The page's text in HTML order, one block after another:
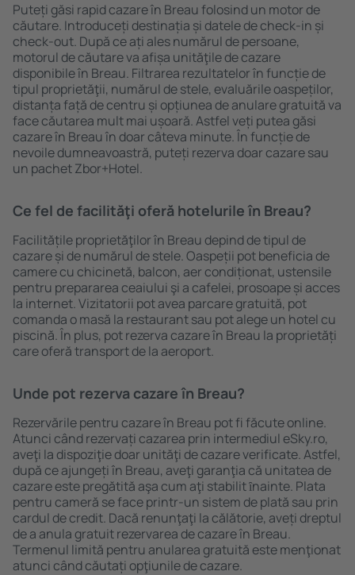
Puteți găsi rapid cazare în Breau folosind un motor de
căutare. Introduceți destinația și datele de check-in și
check-out. După ce ați ales numărul de persoane,
motorul de căutare va afișa unităţile de cazare
disponibile în Breau. Filtrarea rezultatelor în funcție de
tipul proprietăţii, numărul de stele, evaluările oaspeților,
distanța față de centru și opțiunea de anulare gratuită va
face căutarea mult mai ușoară. Astfel veți putea găsi
cazare în Breau în doar câteva minute. În funcție de
nevoile dumneavoastră, puteți rezerva doar cazare sau
un pachet Zbor+Hotel.
Ce fel de facilităţi oferă hotelurile în Breau?
Facilitățile proprietăţilor în Breau depind de tipul de
cazare și de numărul de stele. Oaspeții pot beneficia de
camere cu chicinetă, balcon, aer condiționat, ustensile
pentru prepararea ceaiului şi a cafelei, prosoape și acces
la internet. Vizitatorii pot avea parcare gratuită, pot
comanda o masă la restaurant sau pot alege un hotel cu
piscină. În plus, pot rezerva cazare în Breau la proprietăți
care oferă transport de la aeroport.
Unde pot rezerva cazare în Breau?
Rezervările pentru cazare în Breau pot fi făcute online.
Atunci când rezervați cazarea prin intermediul eSky.ro,
aveţi la dispoziţie doar unităţi de cazare verificate. Astfel,
după ce ajungeți în Breau, aveţi garanţia că unitatea de
cazare este pregătită aşa cum aţi stabilit ȋnainte. Plata
pentru cameră se face printr-un sistem de plată sau prin
cardul de credit. Dacă renunţaţi la călătorie, aveți dreptul
de a anula gratuit rezervarea de cazare în Breau.
Termenul limită pentru anularea gratuită este menţionat
atunci când căutați opţiunile de cazare.